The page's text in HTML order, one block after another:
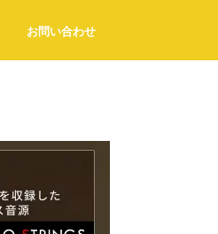
お問い合わせ